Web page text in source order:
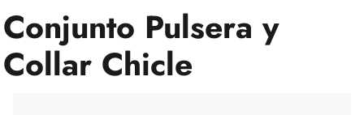
Conjunto Pulsera y
Collar Chicle